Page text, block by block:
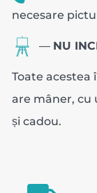
necesare
― NU
Toate
are mâner, cu
și cadou.